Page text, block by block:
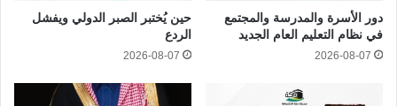
دور الأسرة والمدرسة والمجتمع
في نظام التعليم العام الجديد
2026-08-07
حين يُختبر الصبر الدولي ويفشل
الردع
2026-08-07